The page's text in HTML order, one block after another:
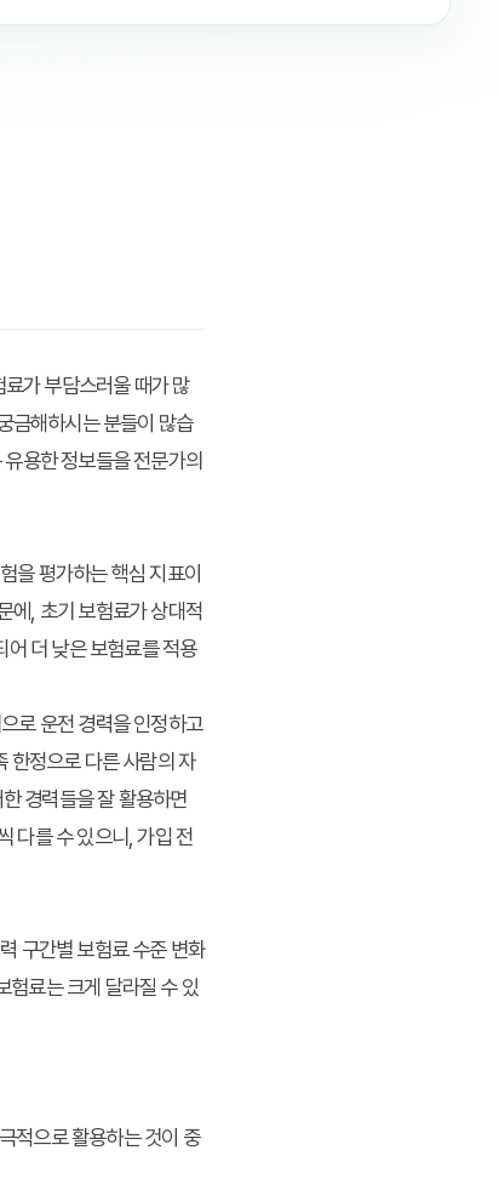
가 부담스러울 때가 많
금해하시는 분들이 많습
용한 정보들을 전문가의
을 평가하는 핵심 지표이
에, 초기 보험료가 상대적
어 더 낮은 보험료를 적용
로 운전 경력을 인정하고
한정으로 다른 사람의 자
경력들을 잘 활용하면
다를 수 있으니, 가입 전
구간별 보험료 수준 변화
험료는 크게 달라질 수 있
적으로 활용하는 것이 중